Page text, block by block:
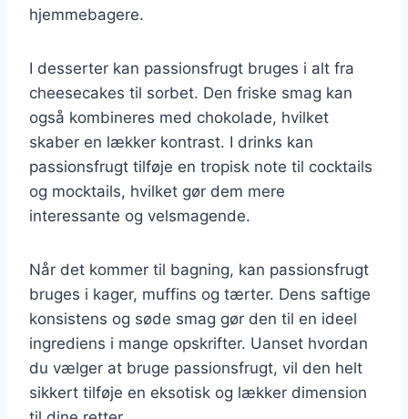
hjemmebagere.
I desserter kan passionsfrugt bruges i alt fra
cheesecakes til sorbet. Den friske smag kan
også kombineres med chokolade, hvilket
skaber en lækker kontrast. I drinks kan
passionsfrugt tilføje en tropisk note til cocktails
og mocktails, hvilket gør dem mere
interessante og velsmagende.
Når det kommer til bagning, kan passionsfrugt
bruges i kager, muffins og tærter. Dens saftige
konsistens og søde smag gør den til en ideel
ingrediens i mange opskrifter. Uanset hvordan
du vælger at bruge passionsfrugt, vil den helt
sikkert tilføje en eksotisk og lækker dimension